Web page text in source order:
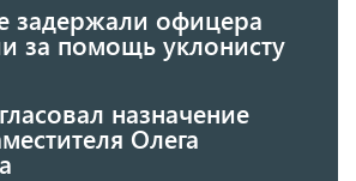
задержали офицера
за помощь уклонисту
назначение
Олега